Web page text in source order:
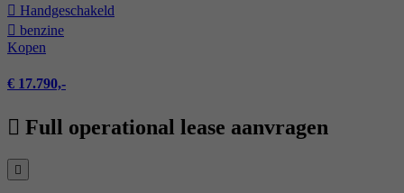
Hand­geschakeld
benzine
Kopen
€ 17.790,-
Full operational lease aanvragen